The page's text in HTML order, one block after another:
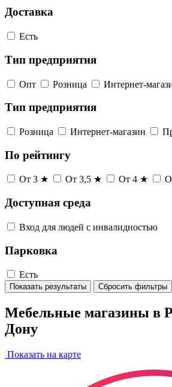
Доставка
Есть
Тип предприятия
Опт Розница Интернет-
Тип предприятия
Розница Интернет-магазин
По рейтингу
От 3 ★ От 3,5 ★ От 4 ★
Доступная среда
Вход для людей с инвалидностью
Парковка
Есть
Показать результаты Сбросить фильтры
Мебельные магазины в
Дону
Показать на карте